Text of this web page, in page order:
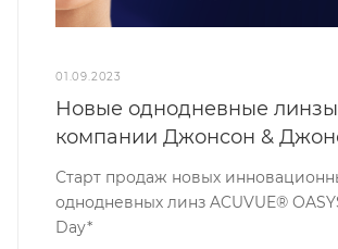
01.09.2023
Новые однодневные
компании Джонсон &
Старт продаж новых
однодневных линз ACUVUE®
Day*